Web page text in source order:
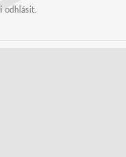
odhlásit.